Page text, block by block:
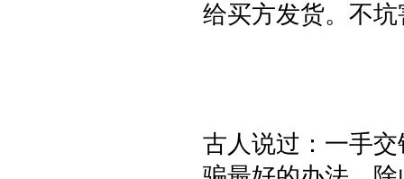
给买方发货。不
古人说过：一手